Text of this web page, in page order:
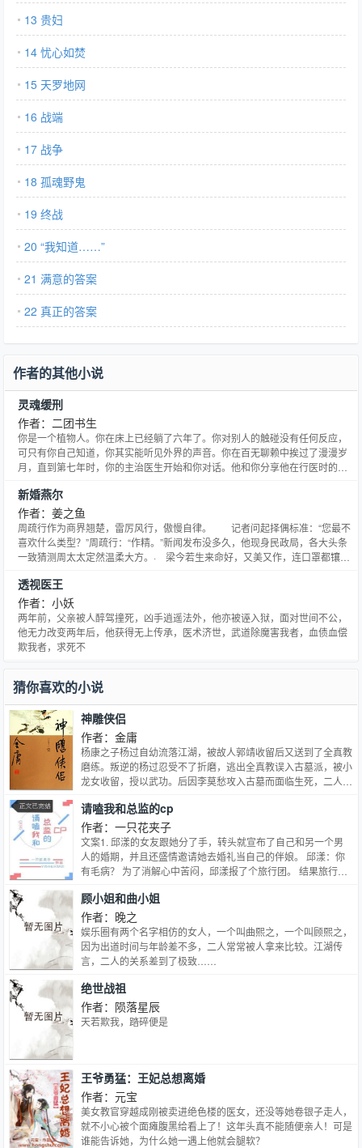
13 贵妇
14 忧心如焚
15 天罗地网
16 战端
17 战争
18 孤魂野鬼
19 终战
20 “我知道……”
21 满意的答案
22 真正的答案
作者的其他小说
灵魂缓刑
作者：二团书生
你是一个植物人。你在床上已经躺了六年了。你对别人的触碰没有任何反应，
可只有你自己知道，你其实能听见外界的声音。你在百无聊赖中挨过了漫漫岁
月，直到第七年时，你的主治医生开始和你对话。他和你分享他在行医时的杀
整半年。也许是神经被彻底激活，你竟然奇迹般地醒来了。可是你并不为此感
到十分高兴，因为你醒来这件事，第一个知道的将会是你的主治医生，那个每
日和你分享高超杀人技术的医生。多年卧床，肌肉萎缩的你无法下床；多年未
曾开口，你的语言系统也面临崩溃——你将如何逃生？
新婚燕尔
作者：姜之鱼
周疏行作为商界翘楚，雷厉风行，傲慢自律。 记者问起择偶标准：“您最不
喜欢什么类型？”周疏行：“作精。”新闻发布没多久，他现身民政局，各大头条
一致猜测周太太定然温柔大方。· 梁今若生来命好，又美又作，连口罩都镶
了一个男人。粉丝：“想象力真好。”梁今若粲然一笑：“真的，我养的。”一时间
全网惊哗，褒贬不一，蠢蠢欲动。.婚后，梁今若养了只猫。 对于二人的婚
姻，大家都以为是商业联姻，直到她生日前，周疏行的耳骨上戴了只猫猫耳
钉。震惊之余，好友们聊起这件事。“他不像猫奴啊！”“可他老婆是啊。”周疏行
表示：“我不爱猫，只爱我太太。”.周疏行婚后首度采访，杂志销量爆炸，最惹
今若戳破谎言：“也不知道是谁藏了我的画纸。”后来大家发现那面墙变了。挂
满了周疏行和她的婚纱照。·#你们到底谁养谁啊##是谁说最不喜欢作精的##因
为，她的骄纵于我是撒娇#“我要你宠我，爱我，义无反顾。”“星河璀璨，只有
你是月亮。”
透视医王
作者：小妖
两年前，父亲被人醉驾撞死，凶手逍遥法外，他亦被诬入狱，面对世间不公，
他无力改变两年后，他获得无上传承，医术济世，武道除魔害我者，血债血偿
欺我者，求死不
猜你喜欢的小说
神雕侠侣
作者：金庸
杨康之子杨过自幼流落江湖，被故人郭靖收留后又送到了全真教
磨练。叛逆的杨过忍受不了折磨，逃出全真教误入古墓派，被小
龙女收留，授以武功。后因李莫愁攻入古墓而面临生死，二人由
靖等人等难以匹敌，关键时刻，小龙女和杨过无意中卷入纷争，
打败金轮国师。 但好事多磨，杨过与小龙女多次聚散，在经历
了武林大会、襄阳鏖兵，绝情幽谷等等险境，更有十六年的生离
死别，痴情的杨过终于在绝情谷底找到了大难不死的小龙女，二
人重返世间。此时蒙古正调集人马，猛攻襄阳，杨过击败了金轮
首功，战事结束，杨过小龙女告别郭靖等人，带着神雕，悠然远
去。
请嗑我和总监的cp
作者：一只花夹子
文案1. 邱漾的女友跟她分了手，转头就宣布了自己和另一个男
人的婚期，并且还盛情邀请她去婚礼当自己的伴娘。 邱漾：你
有毛病？ 为了消解心中苦闷，邱漾报了个旅行团。 结果旅行倒
七天旅行结束，两人互不联系。 邱漾只当这是场艳遇，也不放
在心上。 回到城市之后，没多久却在会议室再度遇见对方。 对
方叫沈柠若，是合作公司的高冷总监，脸色如霜，听说她眉头一
皱底下的人连大气都不敢喘一声。 邱漾：？ 邱漾：不是吧，她
在我面前不是这样 文案2: 沈柠若谈了一年的男友是别人的未婚
看着女方跟女友搂抱的照片发了会儿呆。 发来前方战报的朋友
啧了一声：我觉得你们俩都很惨，被这对狗男女骗了。 沈柠若
扬眉：那我不得跟她见见？ 谁知这一见她却成了对方拿来转移
注意力的艳遇对象。…
顾小姐和曲小姐
作者：晚之
娱乐圈有两个名字相仿的女人，一个叫曲熙之，一个叫顾熙之，
因为出道时间与年龄差不多，二人常常被人拿来比较。江湖传
言，二人的关系差到了极致……
绝世战祖
作者：陨落星辰
天若欺我，踏碎便是
王爷勇猛：王妃总想离婚
作者：元宝
美女教官穿越成刚被卖进绝色楼的医女，还没等她卷银子走人，
就不小心被个面瘫腹黑给看上了！这年头真不能随便亲人！可是
谁能告诉她，为什么她一遇上他就会腿软？